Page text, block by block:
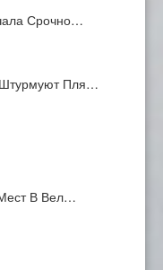
Срочно…
Пля…
В Вел…